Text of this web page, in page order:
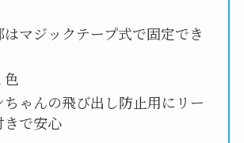
マジックテープ式で固定でき
色
ゃんの飛び出し防止用にリー
きで安心